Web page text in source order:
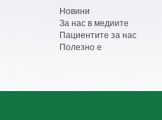
Новини
За нас в медиите
Пациентите за нас
Полезно е